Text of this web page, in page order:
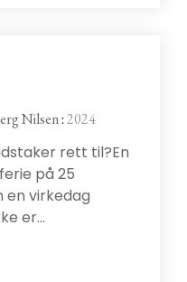
Nilsen:2024
rett til?En
på 25
en virkedag
er...